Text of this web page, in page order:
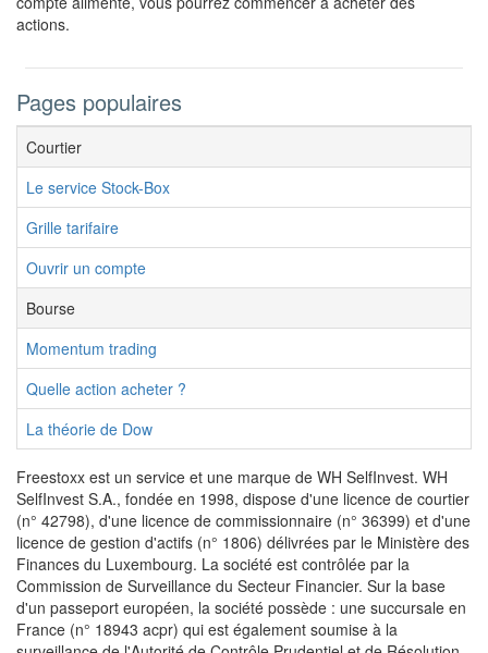
actions.
Pages populaires
Courtier
Le service Stock-Box
Grille tarifaire
Ouvrir un compte
Bourse
Momentum trading
Quelle action acheter ?
La théorie de Dow
Freestoxx est un service et une marque de WH SelfInvest. WH
SelfInvest S.A., fondée en 1998, dispose d'une licence de courtier
(n° 42798), d'une licence de commissionnaire (n° 36399) et d'une
licence de gestion d'actifs (n° 1806) délivrées par le Ministère des
Finances du Luxembourg. La société est contrôlée par la
Commission de Surveillance du Secteur Financier. Sur la base
d'un passeport européen, la société possède : une succursale en
France (n° 18943 acpr) qui est également soumise à la